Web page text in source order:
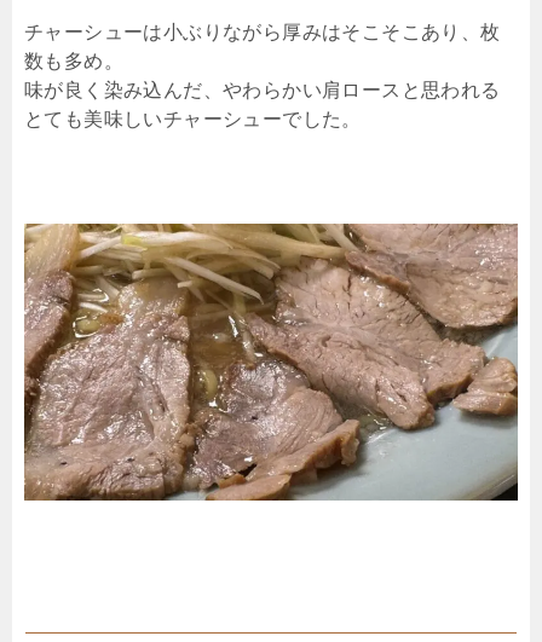
チャーシューは小ぶりながら厚みはそこそこあり、枚
数も多め。
味が良く染み込んだ、やわらかい肩ロースと思われる
とても美味しいチャーシューでした。